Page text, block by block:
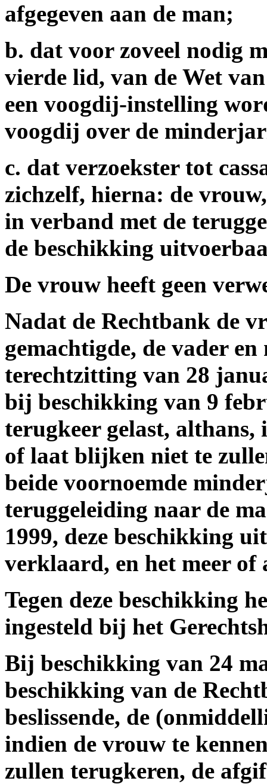
afgegeven aan de man;
b. dat voor zoveel nodig
vierde lid, van de Wet
een voogdij-instelling
voogdij over de
c. dat verzoekster tot
zichzelf, hierna: de
in verband met de
de beschikking
De vrouw heeft geen
Nadat de Rechtbank de
gemachtigde, de vader
terechtzitting van 28
bij beschikking van 9
terugkeer gelast, althans,
of laat blijken niet te
beide voornoemde
teruggeleiding naar de
1999, deze beschikking
verklaard, en het meer of
Tegen deze beschikking
ingesteld bij het
Bij beschikking van 24
beschikking van de
beslissende, de
indien de vrouw te
zullen terugkeren, de